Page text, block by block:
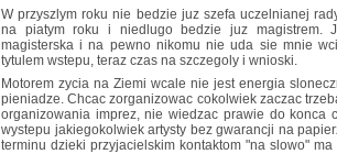
W przyszlym roku nie bedzie juz szefa uczelnianej
na piatym roku i niedlugo bedzie juz magistrem.
magisterska i na pewno nikomu nie uda sie mnie
tytulem wstepu, teraz czas na szczegoly i wnioski.
Motorem zycia na Ziemi wcale nie jest energia
pieniadze. Chcac zorganizowac cokolwiek zaczac
organizowania imprez, nie wiedzac prawie do konca
wystepu jakiegokolwiek artysty bez gwarancji na
terminu dzieki przyjacielskim kontaktom "na slowo"